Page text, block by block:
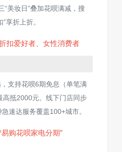
“美妆日”叠加花呗满减，搜
享折上折。
扣爱好者、女性消费者
支持花呗6期免息（单笔满
高抵2000元。线下门店同步
速达服务覆盖100+城市。
购花呗家电分期”